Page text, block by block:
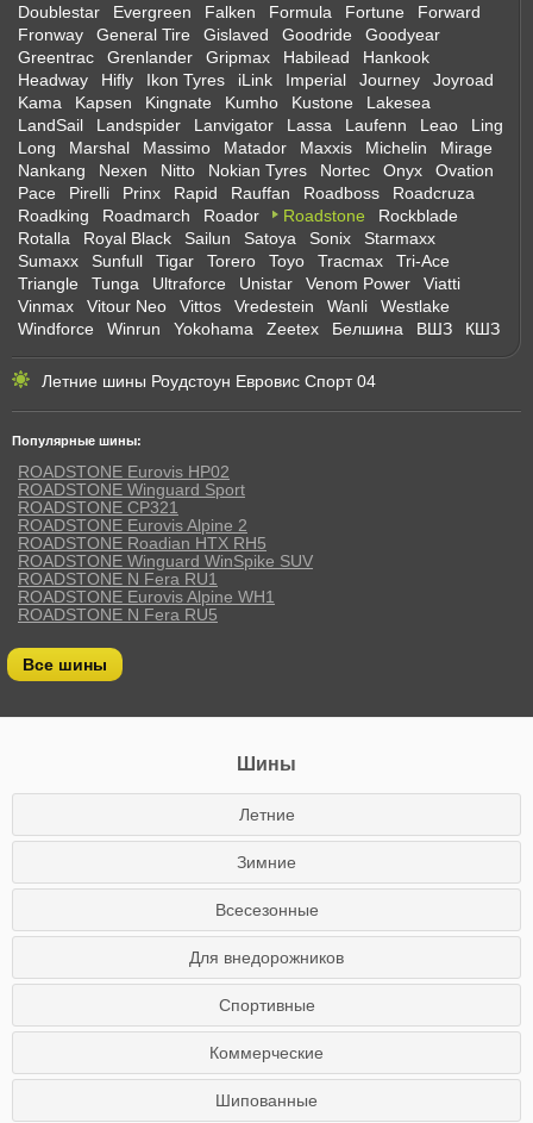
Doublestar
Evergreen Falken Formula Fortune
Forward
Fronway
General Tire Gislaved Goodride
Goodyear
Greentrac
Grenlander Gripmax Habilead
Hankook
Headway
Hifly Ikon Tyres iLink Imperial Journey
Joyroad
Kama
Kapsen Kingnate Kumho Kustone
Lakesea
LandSail
Landspider Lanvigator Lassa Laufenn Leao
Ling
Long
Marshal Massimo Matador Maxxis Michelin
Mirage
Nankang
Nexen Nitto Nokian Tyres Nortec Onyx
Ovation
Pace
Pirelli Prinx Rapid Rauffan Roadboss
Roadcruza
Roadking
Roadmarch Roador Roadstone
Rockblade
Rotalla
Royal Black Sailun Satoya Sonix
Starmaxx
Sumaxx
Sunfull Tigar Torero Toyo Tracmax
Tri-Ace
Triangle
Tunga Ultraforce Unistar Venom Power
Viatti
Vinmax
Vitour Neo Vittos Vredestein Wanli
Westlake
Windforce
Winrun Yokohama Zeetex Белшина ВШЗ КШЗ
Летние шины Роудстоун Евровис Спорт 04
Популярные шины:
ROADSTONE Eurovis HP02
ROADSTONE Winguard Sport
ROADSTONE CP321
ROADSTONE Eurovis Alpine 2
ROADSTONE Roadian HTX RH5
ROADSTONE Winguard WinSpike SUV
ROADSTONE N Fera RU1
ROADSTONE Eurovis Alpine WH1
ROADSTONE N Fera RU5
Все шины
Шины
Летние
Зимние
Всесезонные
Для внедорожников
Спортивные
Коммерческие
Шипованные